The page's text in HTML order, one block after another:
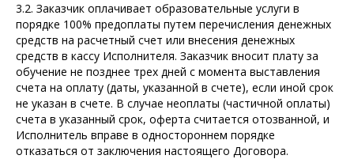
3.2. Заказчик оплачивает образовательные услуги в
порядке 100% предоплаты путем перечисления денежных
средств на расчетный счет или внесения денежных
средств в кассу Исполнителя. Заказчик вносит плату за
обучение не позднее трех дней с момента выставления
счета на оплату (даты, указанной в счете), если иной срок
не указан в счете. В случае неоплаты (частичной оплаты)
счета в указанный срок, оферта считается отозванной, и
Исполнитель вправе в одностороннем порядке
отказаться от заключения настоящего Договора.